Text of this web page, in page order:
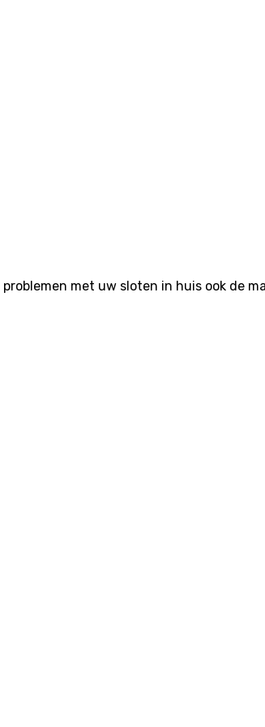
problemen met uw sloten in huis ook de